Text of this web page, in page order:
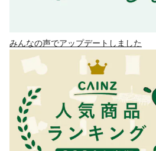
みんなの声でアップデートしました